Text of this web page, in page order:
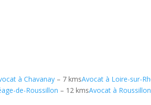
à Chavanay – 7 kmsAvocat à Loire-sur-
de-Roussillon – 12 kmsAvocat à Roussillon